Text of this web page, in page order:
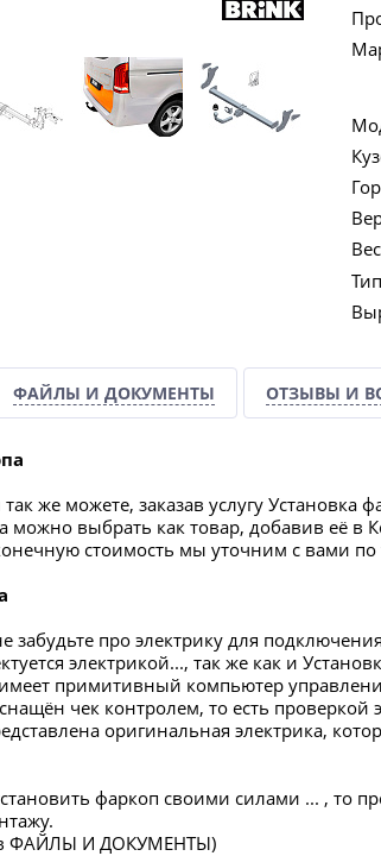
ФАЙЛЫ И ДОКУМЕНТЫ ОТЗЫВЫ И
же можете, заказав услугу Установка
можно выбрать как товар, добавив её в
стоимость мы уточним с вами по
забудьте про электрику для
электрикой..., так же как и
примитивный компьютер
чек контролем, то есть проверкой
оригинальная электрика,
фаркоп своими силами ... , то
в ФАЙЛЫ И ДОКУМЕНТЫ)